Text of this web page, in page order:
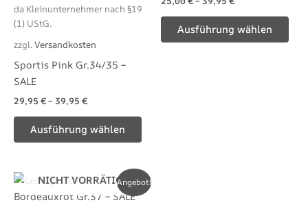
da Kleinunternehmer nach §19
(1) UStG.
zzgl.Versandkosten
Sportis Pink Gr.34/35 –
SALE
29,95 €– 39,95 €
Ausführung wählen
ProduktseiteAusführung wählen
der
Angebot!
NICHT VORRÄTIG
Dieses
Produkt